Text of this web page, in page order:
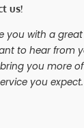
us!
you with a
to hear from
you more
you expect.